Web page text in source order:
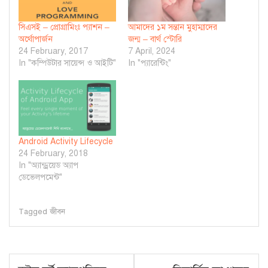
সিএসই – প্রোগ্রামিংঃ প্যাশন –
অর্থোপার্জন
24 February, 2017
In "কম্পিউটার সায়েন্স ও আইটি"
আমাদের ১ম সন্তান মুহাম্মাদের
জন্ম – বার্থ স্টোরি
7 April, 2024
In "প্যারেন্টিং"
Android Activity Lifecycle
24 February, 2018
In "অ্যান্ড্রয়েড অ্যাপ
ডেভেলপমেন্ট"
Tagged জীবন
Post